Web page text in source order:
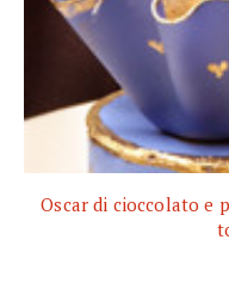
Oscar di cioccolato e